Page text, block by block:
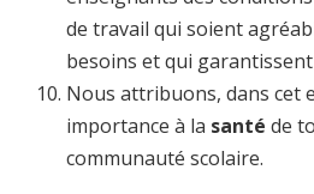
de travail qui soient
besoins et qui
Nous attribuons, dans cet
importance à la santé de
communauté scolaire.